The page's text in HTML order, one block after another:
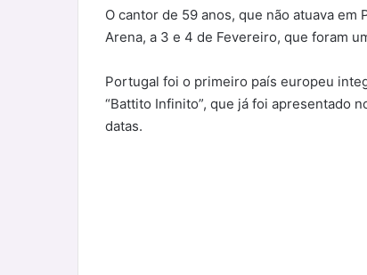
O cantor de 59 anos, que não atuava
Arena, a 3 e 4 de Fevereiro, que foram
Portugal foi o primeiro país europeu
“Battito Infinito”, que já foi apresentado
datas.